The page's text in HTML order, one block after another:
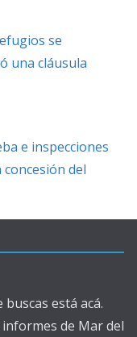
se
una cláusula
e inspecciones
del
está acá.
de Mar del